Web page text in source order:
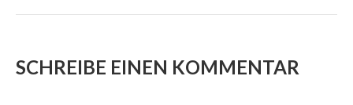
SCHREIBE EINEN KOMMENTAR